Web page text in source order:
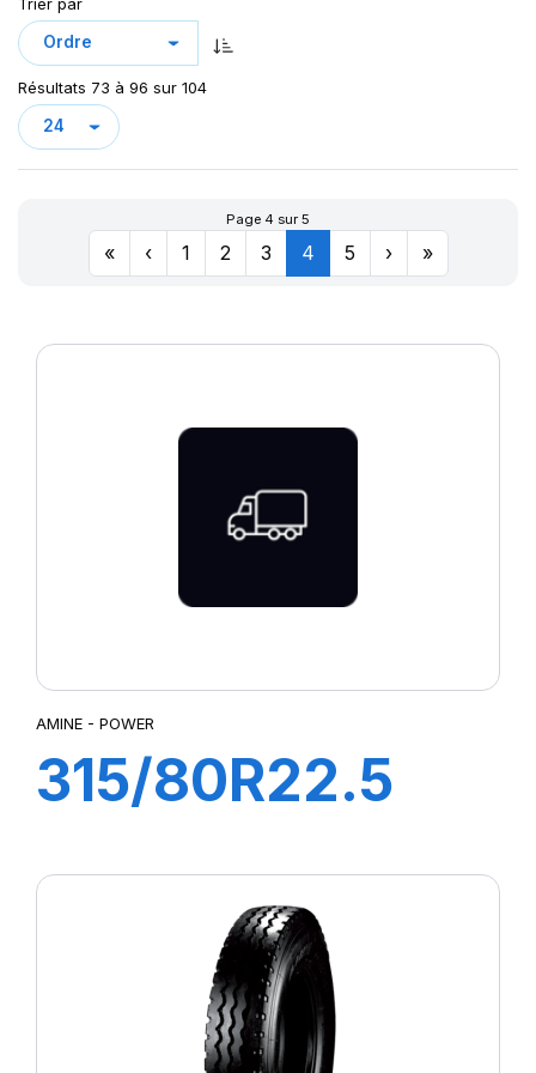
GAR558
H02 COLD D
H02 COLD S
HL U02EPM
LION ON/OFF
SN66
TG88
Résultats 73 à 96 sur 104
Page 4 sur 5
« ‹ 1 2 3 4 5 › »
AMINE - POWER
315/80R22.5
154/150M